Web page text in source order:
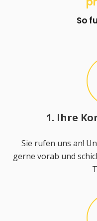
So
1. Ihre
Sie rufen uns an!
gerne vorab und